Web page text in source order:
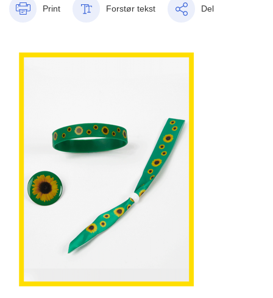
Print Forstør tekst Del